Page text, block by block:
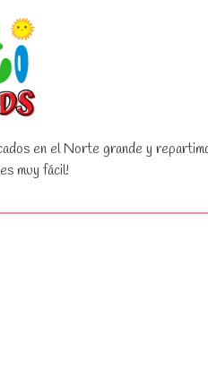
en el Norte grande y
muy fácil!